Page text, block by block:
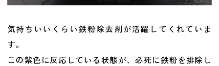
気持ちいいくらい鉄粉除去剤が活躍してくれていま
す。
この紫色に反応している状態が、必死に鉄粉を排除し